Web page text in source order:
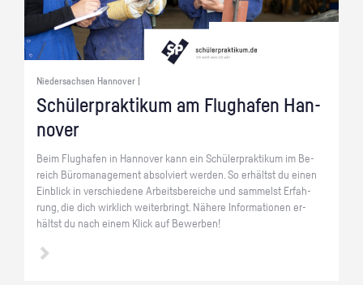
Niedersachsen Hannover |
Schü­ler­prak­ti­kum am Flug­ha­fen Han­
no­ver
Beim Flug­ha­fen in Han­no­ver kann ein Schü­ler­prak­ti­kum im Be­
reich Bü­ro­ma­nage­ment ab­sol­viert wer­den. So er­hältst du einen
Ein­blick in ver­schie­de­ne Ar­beits­be­rei­che und sam­melst Er­fah­
rung, die dich wirk­lich wei­ter­bringt. Nä­he­re In­for­ma­tio­nen er­
hältst du nach einem Klick auf Be­wer­ben!